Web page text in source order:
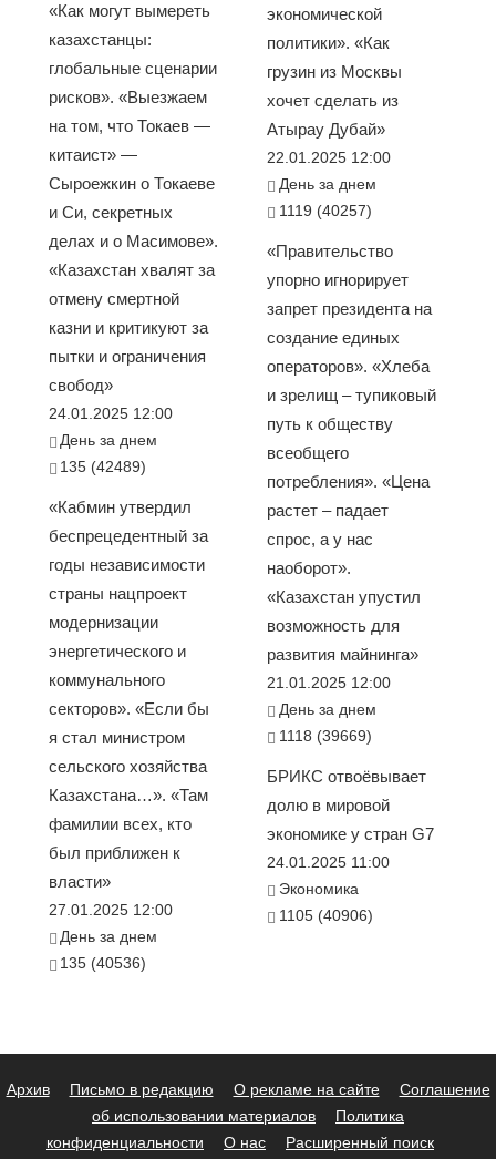
«Как могут вымереть
казахстанцы:
глобальные сценарии
рисков». «Выезжаем
на том, что Токаев —
китаист» —
Сыроежкин о Токаеве
и Си, секретных
делах и о Масимове».
«Казахстан хвалят за
отмену смертной
казни и критикуют за
пытки и ограничения
свобод»
24.01.2025 12:00
День за днем
135 (42489)
«Кабмин утвердил
беспрецедентный за
годы независимости
страны нацпроект
модернизации
энергетического и
коммунального
секторов». «Если бы
я стал министром
сельского хозяйства
Казахстана…». «Там
фамилии всех, кто
был приближен к
власти»
27.01.2025 12:00
День за днем
135 (40536)
экономической
политики». «Как
грузин из Москвы
хочет сделать из
Атырау Дубай»
22.01.2025 12:00
День за днем
1119 (40257)
«Правительство
упорно игнорирует
запрет президента на
создание единых
операторов». «Хлеба
и зрелищ – тупиковый
путь к обществу
всеобщего
потребления». «Цена
растет – падает
спрос, а у нас
наоборот».
«Казахстан упустил
возможность для
развития майнинга»
21.01.2025 12:00
День за днем
1118 (39669)
БРИКС отвоёвывает
долю в мировой
экономике у стран G7
24.01.2025 11:00
Экономика
1105 (40906)
Архив Письмо в редакцию О рекламе на сайте
Соглашение
об использовании материалов
Политика
конфиденциальности
О нас Расширенный поиск